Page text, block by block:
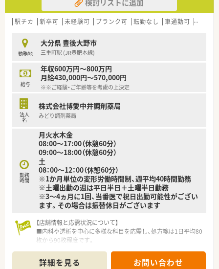
■総合科目の処方箋がございます。
■薬剤師は4名所属しております。
■在宅業務もございます。
≪こんな取り組みをしております≫
■薬局パートナー制度を導入し薬剤師は薬剤業務に専念できま
す。
■漢方カフェ、認定栄養ケア・ステーションを薬局内に設置し、
地域のみなさまにより健康への提案をサポートできる体制を構
築しております。
検討リストに追加
駅チカ 新卒可 未経験可 ブランク可 転勤なし 車通勤可 高給与
勤務地
大分県 豊後大野市
三重町駅 (JR豊肥本線)
給与
年収600万円～800万円
月給430,000円～570,000円
※※ご経験・ご年齢等を考慮の上決定
法人
名
株式会社博愛中井調剤薬局
みどり調剤薬局
勤務
時間
月火水木金
08:00〜17:00（休憩60分）
09:00〜18:00（休憩60分）
土
08：00～12：00（休憩60分）
※1か月単位の変形労働時間制、週平均40時間勤務
※土曜出勤の週は平日半日＋土曜半日勤務
※3～4ヵ月に1回、当番医で祝日出勤可能性がござい
ます。その場合は振替休日がございます
【店舗情報と応需状況について】
■内科や透析を中心に多様な科目を応需し、処方箋は1日平均80
枚から90枚程度です。
業務を進めています。
詳細を見る お問い合わせ